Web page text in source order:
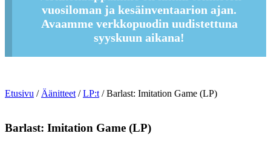
vuosiloman ja kesäinventaarion ajan.
Avaamme verkkopuodin uudistettuna
syyskuun aikana!
Etusivu /Äänitteet/LP:t/ Barlast: Imitation Game (LP)
Barlast: Imitation Game (LP)